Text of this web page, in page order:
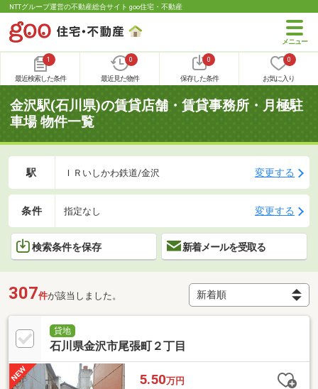
NTTグループ運営の不動産総合サイト goo住宅・不動産
1
最近検索した条件
0
最近見た物件
0
保存した条件
0
お気に入り
金沢駅(石川県)の賃貸店舗・賃貸事務所・月極駐
車場 物件一覧
駅 ＩＲいしかわ鉄道/金沢 変更する
条件 指定なし 変更する
検索条件を保存 新着メールを受取る
307件が該当しました。
貸地
石川県金沢市尾張町２丁目
5.50万円